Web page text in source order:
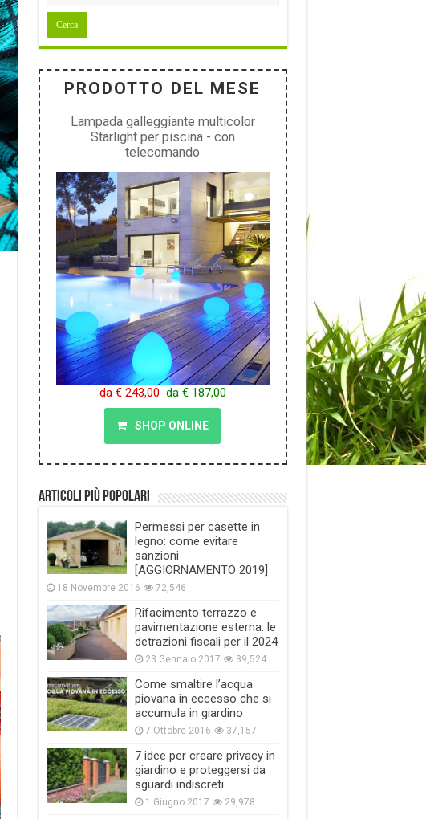
PRODOTTO DEL MESE
Lampada galleggiante multicolor
Starlight per piscina - con
telecomando
da € 243,00 da € 187,00
SHOP ONLINE
Articoli più popolari
Permessi per casette in
legno: come evitare
sanzioni
[AGGIORNAMENTO 2019]
18 Novembre 2016 72,546
Rifacimento terrazzo e
pavimentazione esterna: le
detrazioni fiscali per il 2024
23 Gennaio 2017 39,524
Come smaltire l’acqua
piovana in eccesso che si
accumula in giardino
7 Ottobre 2016 37,157
7 idee per creare privacy in
giardino e proteggersi da
sguardi indiscreti
1 Giugno 2017 29,978